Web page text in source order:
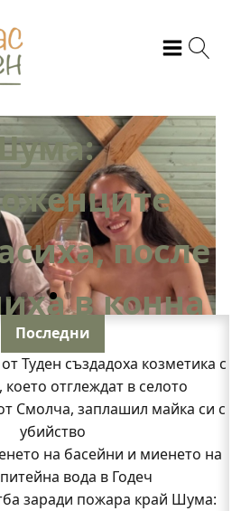
част от
с която
Венета
ще се
на
Фолк"
Последни
Туден създадоха козметика с
отглеждат в селото
Смолча, заплашил майка си с
убийство
на басейни и миенето на
вода в Годеч
заради пожара край Шума: